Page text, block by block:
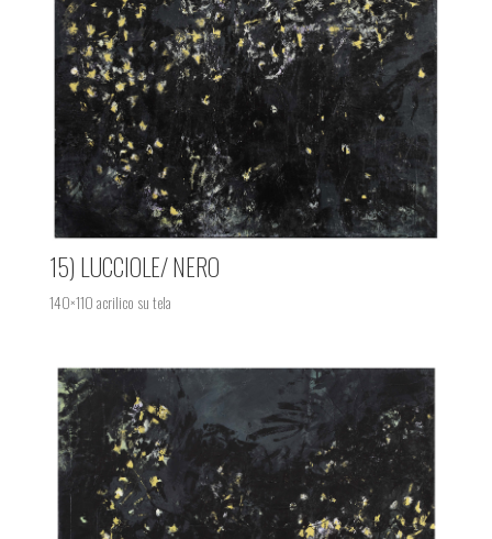
15) LUCCIOLE/ NERO
140×110 acrilico su tela